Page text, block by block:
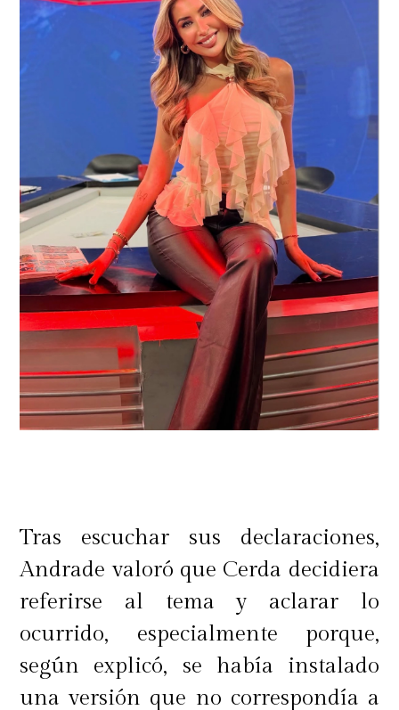
Tras escuchar sus declaraciones,
Andrade valoró que Cerda decidiera
referirse al tema y aclarar lo
ocurrido, especialmente porque,
según explicó, se había instalado
una versión que no correspondía a